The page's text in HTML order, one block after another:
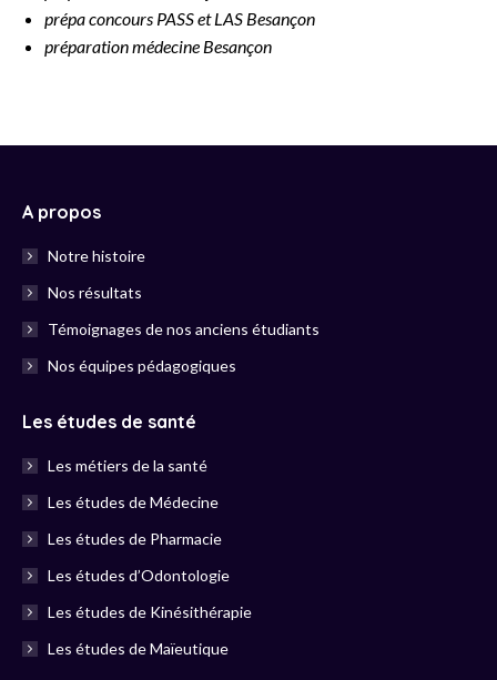
prépa concours PASS et LAS Besançon
préparation médecine Besançon
A propos
Notre histoire
Nos résultats
Témoignages de nos anciens étudiants
Nos équipes pédagogiques
Les études de santé
Les métiers de la santé
Les études de Médecine
Les études de Pharmacie
Les études d’Odontologie
Les études de Kinésithérapie
Les études de Maïeutique